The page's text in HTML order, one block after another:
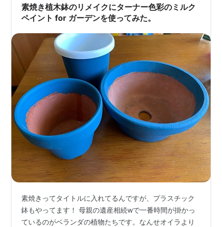
素焼き植木鉢のリメイクにターナー色彩のミルク
ペイント for ガーデンを使ってみた。
素焼きってタイトルに入れてるんですが、プラスチック
鉢もやってます！ 母親の遺産相続wで一番時間が掛かっ
ているのがベランダの植物たちです。なんせオイラより